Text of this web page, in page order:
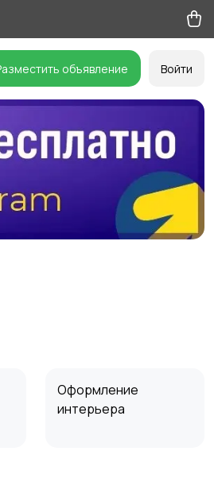
объявление Войти
Оформление
интерьера